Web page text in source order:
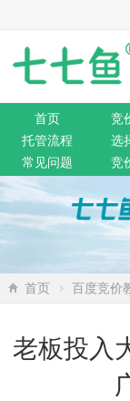
首页 竞
托管流程
选
常见问题
竞
竞价转化
网站托管
微信托管
搜
首页 百度竞价
老板投入